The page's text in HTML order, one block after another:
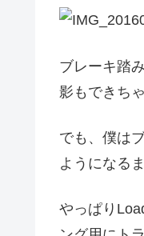
ブレーキ踏
影もできち
でも、僕は
ようになる
やっぱり